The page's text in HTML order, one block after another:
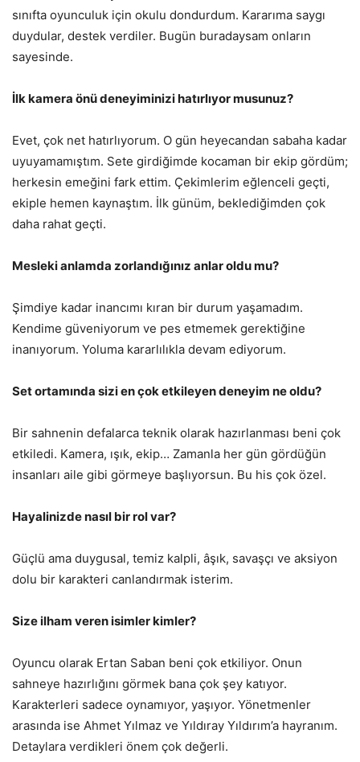
sınıfta oyunculuk için okulu dondurdum. Kararıma saygı
duydular, destek verdiler. Bugün buradaysam onların
sayesinde.
İlk kamera önü deneyiminizi hatırlıyor musunuz?
Evet, çok net hatırlıyorum. O gün heyecandan sabaha kadar
uyuyamamıştım. Sete girdiğimde kocaman bir ekip gördüm;
herkesin emeğini fark ettim. Çekimlerim eğlenceli geçti,
ekiple hemen kaynaştım. İlk günüm, beklediğimden çok
daha rahat geçti.
Mesleki anlamda zorlandığınız anlar oldu mu?
Şimdiye kadar inancımı kıran bir durum yaşamadım.
Kendime güveniyorum ve pes etmemek gerektiğine
inanıyorum. Yoluma kararlılıkla devam ediyorum.
Set ortamında sizi en çok etkileyen deneyim ne oldu?
Bir sahnenin defalarca teknik olarak hazırlanması beni çok
etkiledi. Kamera, ışık, ekip… Zamanla her gün gördüğün
insanları aile gibi görmeye başlıyorsun. Bu his çok özel.
Hayalinizde nasıl bir rol var?
Güçlü ama duygusal, temiz kalpli, âşık, savaşçı ve aksiyon
dolu bir karakteri canlandırmak isterim.
Size ilham veren isimler kimler?
Oyuncu olarak Ertan Saban beni çok etkiliyor. Onun
sahneye hazırlığını görmek bana çok şey katıyor.
Karakterleri sadece oynamıyor, yaşıyor. Yönetmenler
arasında ise Ahmet Yılmaz ve Yıldıray Yıldırım’a hayranım.
Detaylara verdikleri önem çok değerli.